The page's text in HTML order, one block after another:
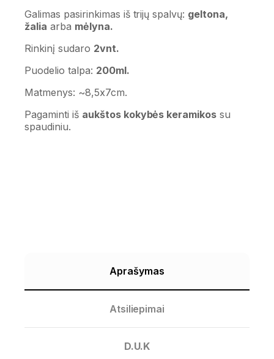
Galimas pasirinkimas iš trijų spalvų: geltona,
žalia arba mėlyna.
Rinkinį sudaro 2vnt.
Puodelio talpa: 200ml.
Matmenys: ~8,5x7cm.
Pagaminti iš aukštos kokybės keramikos su
spaudiniu.
Aprašymas
Atsiliepimai
D.U.K